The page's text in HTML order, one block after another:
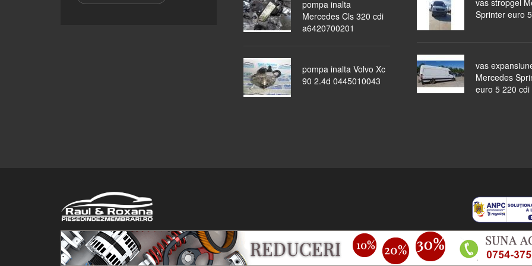
pompa inalta
Mercedes Cls 320 cdi
a6420700201
pompa inalta Volvo Xc
90 2.4d 0445010043
vas stropgel
Sprinter euro
vas
Mercedes
euro 5 220 cdi
© 2016 Raul&Roxana SRL. Toate drepturile rezervate. piese auto masini dezmembrate ocazii lichidari